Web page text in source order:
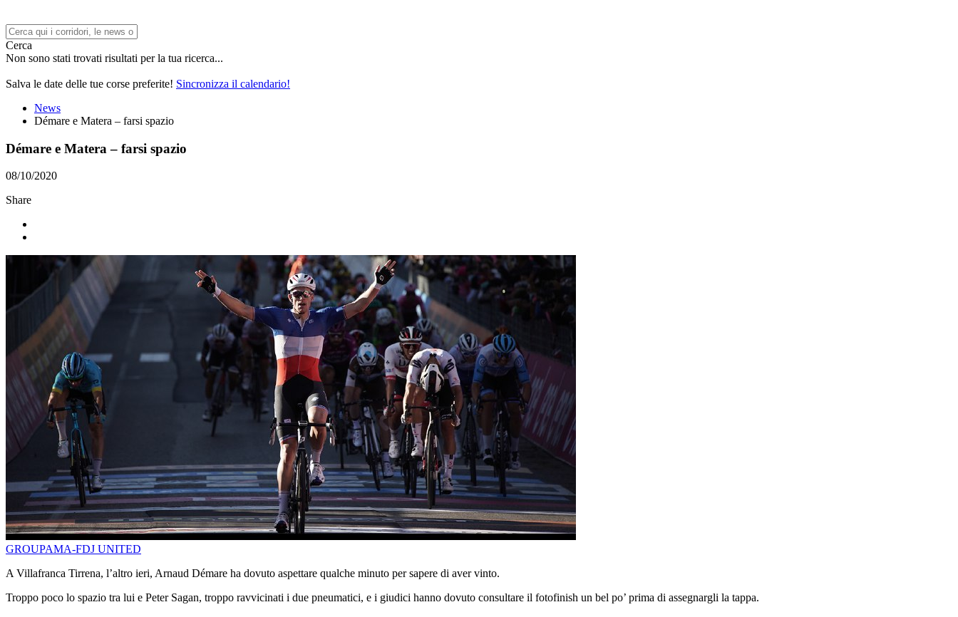
Cerca
Non sono stati trovati risultati per la tua ricerca...
Salva le date delle tue corse preferite! Sincronizza il calendario!
News
Démare e Matera – farsi spazio
Démare e Matera – farsi spazio
08/10/2020
Share
GROUPAMA-FDJ UNITED
A Villafranca Tirrena, l’altro ieri, Arnaud Démare ha dovuto aspettare qualche minuto per sapere di aver vinto.
Troppo poco lo spazio tra lui e Peter Sagan, troppo ravvicinati i due pneumatici, e i giudici hanno dovuto consultare il fotofinish un bel po’ prima di assegnargli la tappa.